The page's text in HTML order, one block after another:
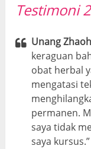
Testimoni
Unang
keraguan
obat herbal
mengatasi
permanen.
saya tidak
saya kursus.”